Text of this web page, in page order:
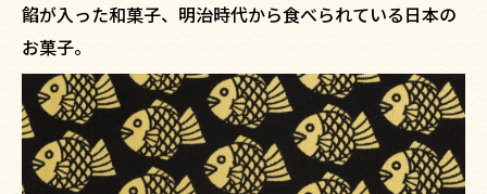
餡が入った和菓子、明治時代から食べられている日本の
お菓子。